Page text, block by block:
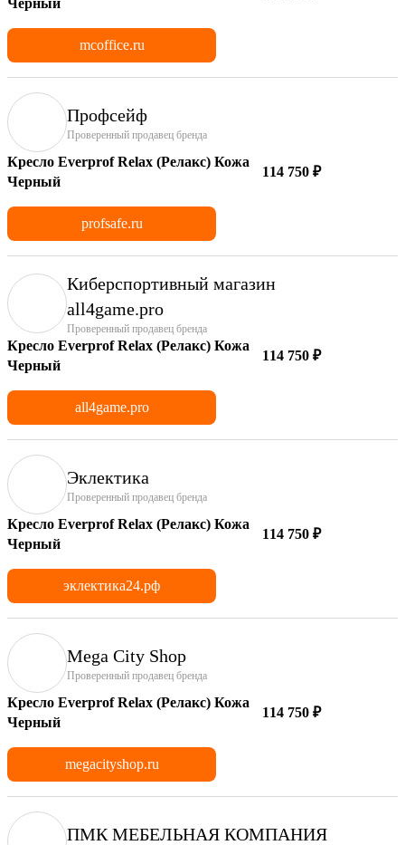
mcoffice.ru
Профсейф
Проверенный продавец бренда
Кресло Everprof Relax (Релакс) Кожа
Черный
114 750 ₽
profsafe.ru
Киберспортивный магазин
аll4game.pro
Проверенный продавец бренда
Кресло Everprof Relax (Релакс) Кожа
Черный
114 750 ₽
all4game.pro
Эклектика
Проверенный продавец бренда
Кресло Everprof Relax (Релакс) Кожа
Черный
114 750 ₽
эклектика24.рф
Mega City Shop
Проверенный продавец бренда
Кресло Everprof Relax (Релакс) Кожа
Черный
114 750 ₽
megacityshop.ru
ПМК МЕБЕЛЬНАЯ КОМПАНИЯ